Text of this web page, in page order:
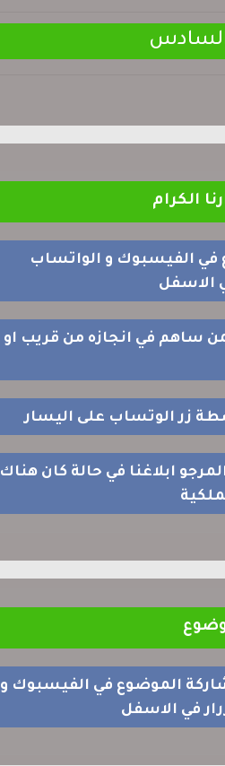
السادس
الكرام
في الفيسبوك و الواتساب
الاسفل
ساهم في انجازه من قريب او
زر الوتساب على اليسار
ابلاغنا في حالة كان هناك
الموضوع في الفيسبوك و
في الاسفل